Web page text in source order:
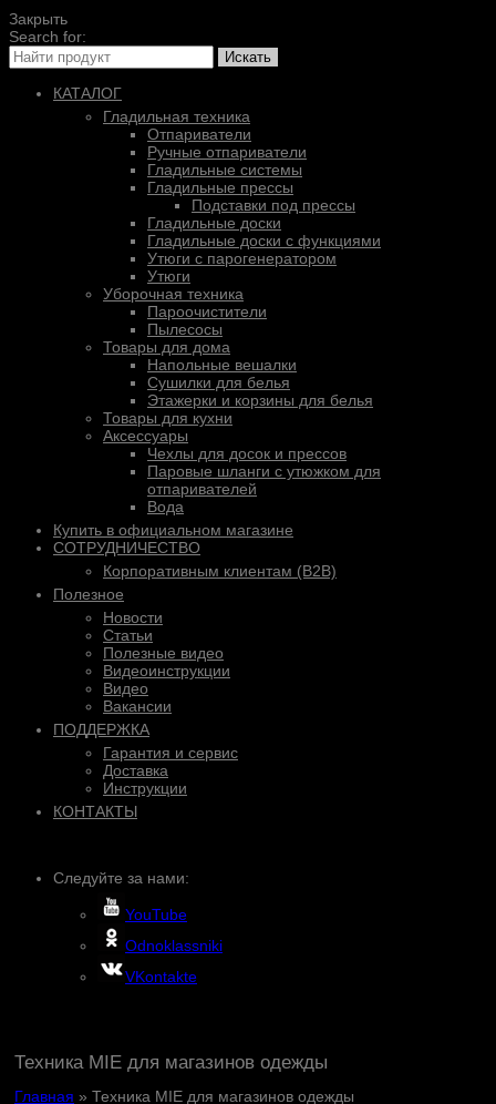
Закрыть
Search for:
Искать
КАТАЛОГ
Гладильная техника
Отпариватели
Ручные отпариватели
Гладильные системы
Гладильные прессы
Подставки под прессы
Гладильные доски
Гладильные доски с функциями
Утюги с парогенератором
Утюги
Уборочная техника
Пароочистители
Пылесосы
Товары для дома
Напольные вешалки
Сушилки для белья
Этажерки и корзины для белья
Товары для кухни
Аксессуары
Чехлы для досок и прессов
Паровые шланги с утюжком для
отпаривателей
Вода
Купить в официальном магазине
СОТРУДНИЧЕСТВО
Корпоративным клиентам (B2B)
Полезное
Новости
Статьи
Полезные видео
Видеоинструкции
Видео
Вакансии
ПОДДЕРЖКА
Гарантия и сервис
Доставка
Инструкции
КОНТАКТЫ
Следуйте за нами:
YouTube
Odnoklassniki
VKontakte
Техника MIE для магазинов одежды
Главная » Техника MIE для магазинов одежды